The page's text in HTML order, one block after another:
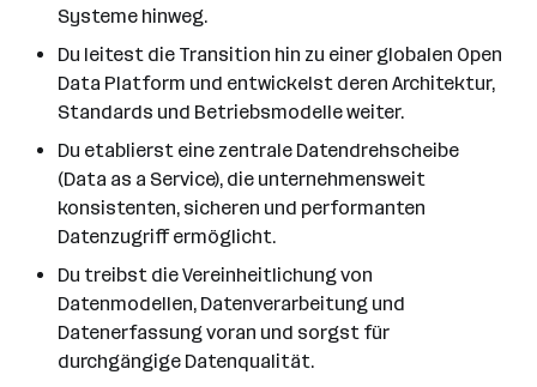
Systeme hinweg.
Du leitest die Transition hin zu einer globalen Open
Data Platform und entwickelst deren Architektur,
Standards und Betriebsmodelle weiter.
Du etablierst eine zentrale Datendrehscheibe
(Data as a Service), die unternehmensweit
konsistenten, sicheren und performanten
Datenzugriff ermöglicht.
Du treibst die Vereinheitlichung von
Datenmodellen, Datenverarbeitung und
Datenerfassung voran und sorgst für
durchgängige Datenqualität.